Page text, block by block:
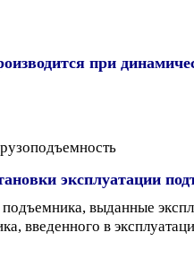
при
эксплуатации
выданные
введенного в